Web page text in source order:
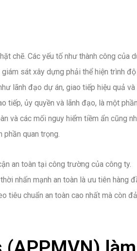
chẽ. Các yếu tố như thành công của
sát xây dựng phải thể hiện trình độ
lãnh đạo dự án, giao tiếp hiệu quả và
tiếp, ủy quyền và lãnh đạo, là một phần
và các mối nguy hiểm tiềm ẩn cũng
phần quan trọng.
an toàn tại công trường của công ty.
nhấn mạnh an toàn là ưu tiên hàng
tiêu chuẩn an toàn cao nhất mà còn